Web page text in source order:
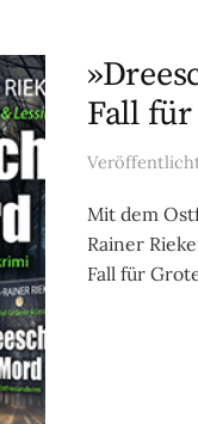
Fall für
Mit dem
Rainer
Fall für